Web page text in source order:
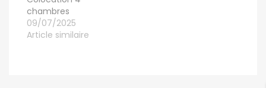
chambres
09/07/2025
Article similaire